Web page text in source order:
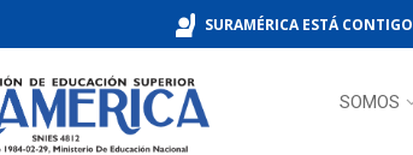
SURAMÉRICA ESTÁ CONTIGO
SOMOS